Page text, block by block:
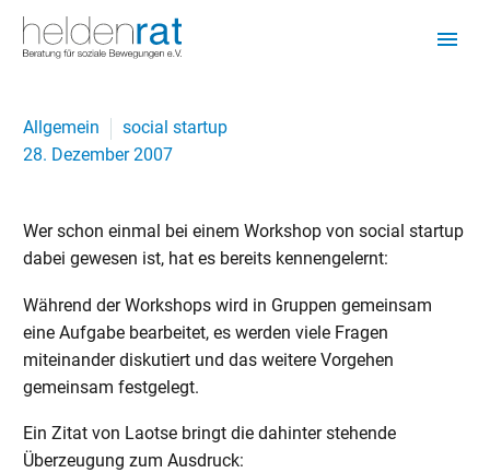
Allgemein
social startup
28. Dezember 2007
Wer schon einmal bei einem Workshop von social startup
dabei gewesen ist, hat es bereits kennengelernt:
Während der Workshops wird in Gruppen gemeinsam
eine Aufgabe bearbeitet, es werden viele Fragen
miteinander diskutiert und das weitere Vorgehen
gemeinsam festgelegt.
Ein Zitat von Laotse bringt die dahinter stehende
Überzeugung zum Ausdruck: